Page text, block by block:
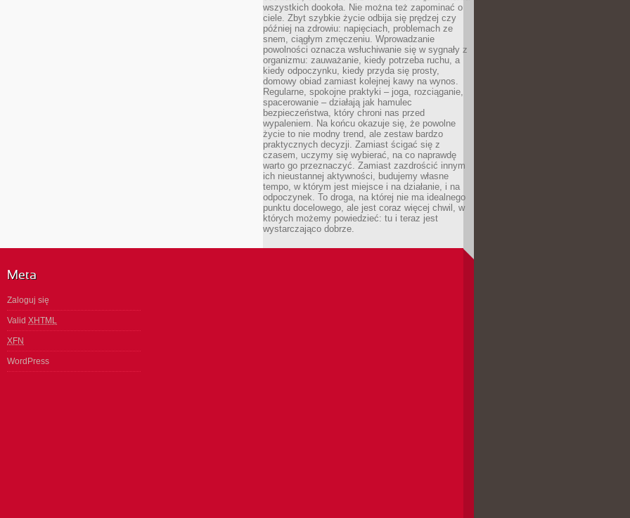
wszystkich dookoła. Nie można też zapominać o
ciele. Zbyt szybkie życie odbija się prędzej czy
później na zdrowiu: napięciach, problemach ze
snem, ciągłym zmęczeniu. Wprowadzanie
powolności oznacza wsłuchiwanie się w sygnały z
organizmu: zauważanie, kiedy potrzeba ruchu, a
kiedy odpoczynku, kiedy przyda się prosty,
domowy obiad zamiast kolejnej kawy na wynos.
Regularne, spokojne praktyki – joga, rozciąganie,
spacerowanie – działają jak hamulec
bezpieczeństwa, który chroni nas przed
wypaleniem. Na końcu okazuje się, że powolne
życie to nie modny trend, ale zestaw bardzo
praktycznych decyzji. Zamiast ścigać się z
czasem, uczymy się wybierać, na co naprawdę
warto go przeznaczyć. Zamiast zazdrościć innym
ich nieustannej aktywności, budujemy własne
tempo, w którym jest miejsce i na działanie, i na
odpoczynek. To droga, na której nie ma idealnego
punktu docelowego, ale jest coraz więcej chwil, w
których możemy powiedzieć: tu i teraz jest
wystarczająco dobrze.
Meta
Zaloguj się
Valid XHTML
XFN
WordPress